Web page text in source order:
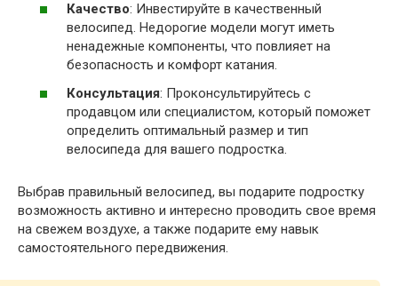
Качество: Инвестируйте в качественный
велосипед. Недорогие модели могут иметь
ненадежные компоненты, что повлияет на
безопасность и комфорт катания.
Консультация: Проконсультируйтесь с
продавцом или специалистом, который поможет
определить оптимальный размер и тип
велосипеда для вашего подростка.
Выбрав правильный велосипед, вы подарите подростку
возможность активно и интересно проводить свое время
на свежем воздухе, а также подарите ему навык
самостоятельного передвижения.